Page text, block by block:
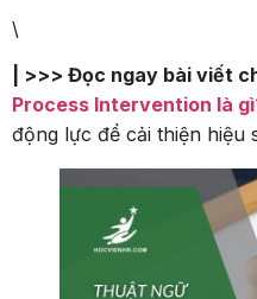
\
| >>> Đọc ngay bài viết
Process Intervention là
động lực để cải thiện hiệu